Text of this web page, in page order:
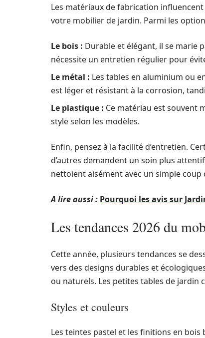
Les matériaux de fabrication
votre mobilier de jardin. Parmi les
Le bois : Durable et élégant, il se marie
nécessite un entretien régulier pour
Le métal : Les tables en aluminium ou
est léger et résistant à la corrosion,
Le plastique : Ce matériau est souvent
style selon les modèles.
Enfin, pensez à la facilité d’entretien.
d’autres demandent un soin plus
nettoient aisément avec un simple coup
A lire aussi : Pourquoi les avis sur
Les tendances 2026 du
Cette année, plusieurs tendances se
vers des designs durables et
ou naturels. Les petites tables de jardin
Styles et couleurs
Les teintes pastel et les finitions en